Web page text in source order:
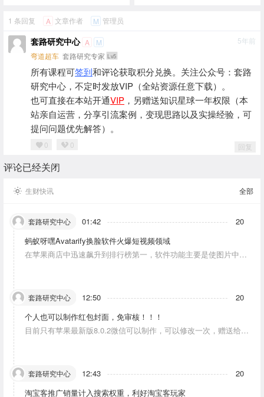
1 条回复 A 文章作者 M 管理员
套路研究中心 A
M
弯道超车 套路研究专家 Lv5
5年前
所有课程可签到和评论获取积分兑换。关注公众号：套路
研究中心，不定时发放VIP（全站资源任意下载）。
也可直接在本站开通VIP ，另赠送知识星球一年权限（本
站亲自运营，分享引流案例，变现思路以及实操经验，可
提问问题优先解答）。
0 0 回复
评论已经关闭
生财快讯 全部
套路研究中心 01:42
20
蚂蚁呀嘿Avatarify换脸软件火爆短视频领域
在苹果商店中迅速飙升到排行榜第一，软件功能主要是使图片中的
套路研究中心 12:50
20
个人也可以制作红包封面，免审核！！！
目前只有苹果最新版8.0.2微信可以制作，可以修改一次，赠送给10
套路研究中心 12:43
20
淘宝客推广销量计入搜索权重，利好淘宝客玩家